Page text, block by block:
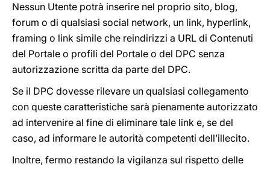
Nessun Utente potrà inserire nel proprio sito, blog,
forum o di qualsiasi social network, un link, hyperlink,
framing o link simile che reindirizzi a URL di Contenuti
del Portale o profili del Portale o del DPC senza
autorizzazione scritta da parte del DPC.
Se il DPC dovesse rilevare un qualsiasi collegamento
con queste caratteristiche sarà pienamente autorizzato
ad intervenire al fine di eliminare tale link e, se del
caso, ad informare le autorità competenti dell’illecito.
Inoltre, fermo restando la vigilanza sul rispetto delle